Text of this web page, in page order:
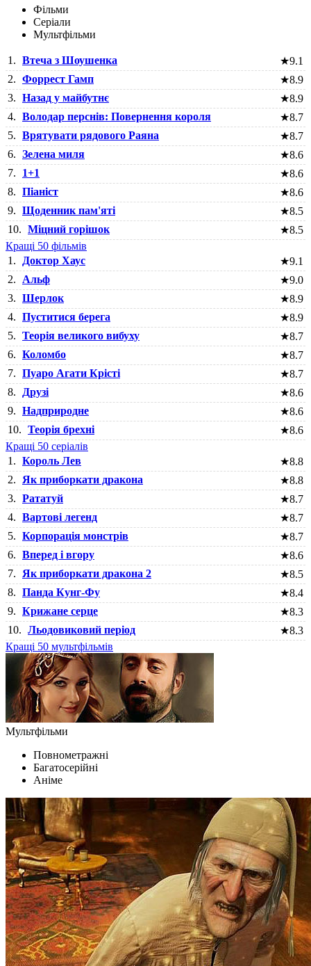
Фільми
Серіали
Мультфільми
1. Втеча з Шоушенка ★9.1
2. Форрест Гамп ★8.9
3. Назад у майбутнє ★8.9
4. Володар перснів: Повернення короля ★8.7
5. Врятувати рядового Раяна ★8.7
6. Зелена миля ★8.6
7.
1+1 ★8.6
8. Піаніст ★8.6
9. Щоденник пам'яті ★8.5
10. Міцний горішок ★8.5
Кращі 50 фільмів
1.
Доктор Хаус ★9.1
2.
Альф ★9.0
3. Шерлок ★8.9
4. Пуститися берега ★8.9
5. Теорія великого вибуху ★8.7
6. Коломбо ★8.7
7. Пуаро Агати Крісті ★8.7
8.
Друзі ★8.6
9. Надприродне ★8.6
10. Теорія брехні ★8.6
Кращі 50 серіалів
1. Король Лев ★8.8
2.
Як приборкати дракона ★8.8
3. Рататуй ★8.7
4. Вартові легенд ★8.7
5. Корпорація монстрів ★8.7
6. Вперед і вгору ★8.6
7.
Як приборкати дракона 2 ★8.5
8. Панда Кунг-Фу ★8.4
9. Крижане серце ★8.3
10. Льодовиковий період ★8.3
Кращі 50 мультфільмів
Мультфільми
Повнометражні
Багатосерійні
Аніме